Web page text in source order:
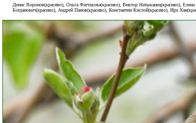
Денис Воронов(красиво), Oльга Фаттахова(красиво), Виктор Натыканец(красиво),
Богданович(красиво), Андрей Панов(красиво), Константин Кислой(красиво), Ира